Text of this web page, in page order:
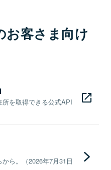
お客さま向け
を取得できる公式API
ら。（2026年7月31日